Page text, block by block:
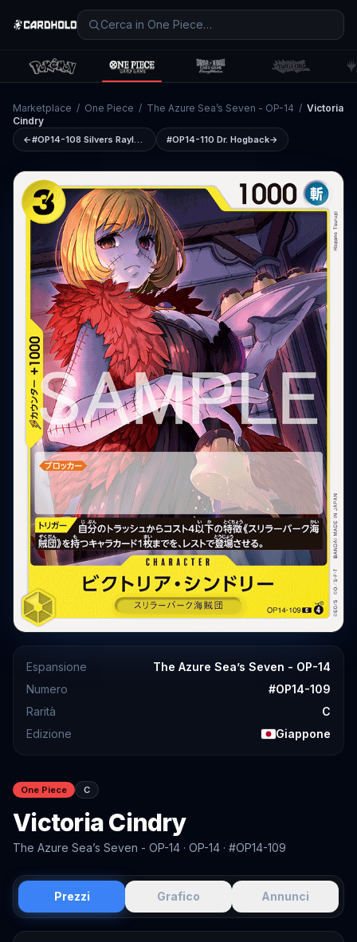
Marketplace / One Piece / The Azure Sea’s Seven - OP-14 / Victoria
Cindry
←#OP14-108 Silvers Rayleigh #OP14-110 Dr. Hogback→
Espansione
The Azure Sea’s Seven - OP-14
Numero
#OP14-109
Rarità
C
Edizione
Giappone
One Piece C
Victoria Cindry
The Azure Sea’s Seven - OP-14 · OP-14 · #OP14-109
Prezzi Grafico Annunci